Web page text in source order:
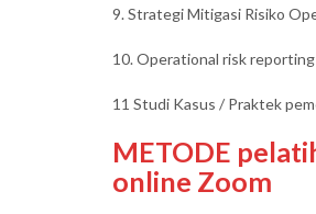
9. Strategi Mitigasi Risiko
10. Operational risk
11 Studi Kasus / Praktek
METODE
online Zoom